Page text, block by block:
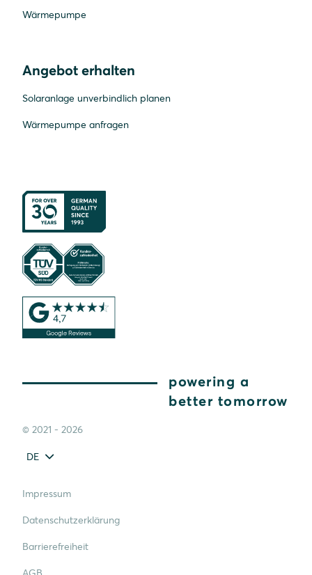
Wärmepumpe
Angebot erhalten
Solaranlage unverbindlich planen
Wärmepumpe anfragen
powering a
better tomorrow
© 2021 - 2026
DE
Impressum
Datenschutzerklärung
Barrierefreiheit